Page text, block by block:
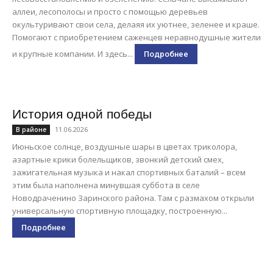
аллеи, лесополосы и просто с помощью деревьев
окультуривают свои села, делаяя их уютнее, зеленее и краше.
Помогают с приобретением саженцев неравнодушные жители
и крупные компании. И здесь...
Подробнее
История одной победы
В районе 11.06.2026
Июньское солнце, воздушные шары в цветах триколора,
азартные крики болельщиков, звонкий детский смех,
зажигательная музыка и накал спортивных баталий – всем
этим была наполнена минувшая суббота в селе
Новодраченино Заринского района. Там с размахом открыли
универсальную спортивную площадку, построенную...
Подробнее